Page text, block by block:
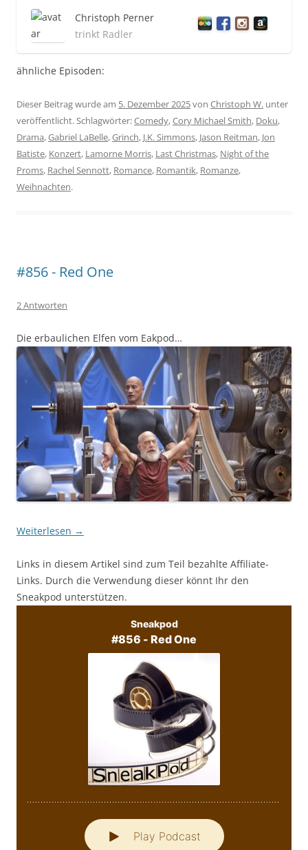
Christoph Perner
trinkt Radler
ähnliche Episoden:
Dieser Beitrag wurde am 5. Dezember 2025von Christoph W. unter
veröffentlicht. Schlagwörter:Comedy,Cory Michael Smith, Doku,
Drama,Gabriel LaBelle,Grinch, J.K. Simmons, Jason Reitman, Jon
Batiste, Konzert, Lamorne Morris, Last Christmas, Night of the
Proms, Rachel Sennott, Romance, Romantik, Romanze,
Weihnachten.
#856 - Red One
2 Antworten
Die erbaulichen Elfen vom Eakpod…
Weiterlesen →
Links in diesem Artikel sind zum Teil bezahlte Affiliate-
Links. Durch die Verwendung dieser könnt Ihr den
Sneakpod unterstützen.